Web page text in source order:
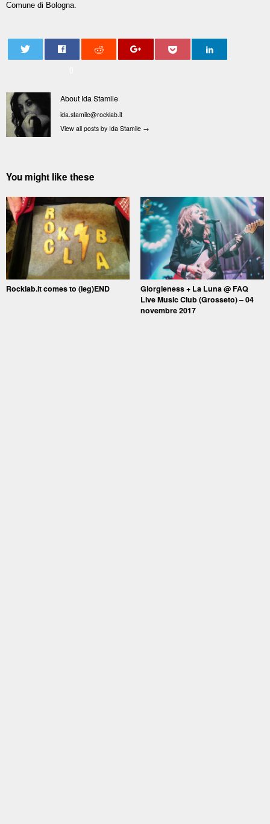
Comune di Bologna.
About Ida Stamile
ida.stamile@rocklab.it
View all posts by Ida Stamile →
You might like these
Rocklab.it comes to (leg)END
Giorgieness + La Luna @ FAQ
Live Music Club (Grosseto) – 04
novembre 2017